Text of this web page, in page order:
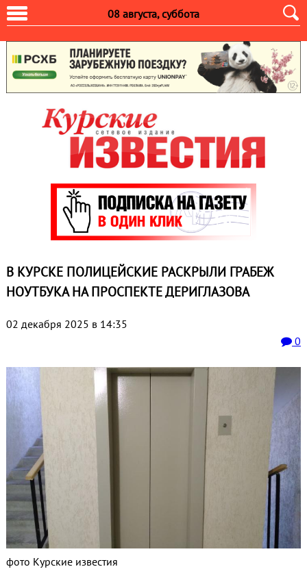
08 августа, суббота
В КУРСКЕ ПОЛИЦЕЙСКИЕ РАСКРЫЛИ ГРАБЕЖ
НОУТБУКА НА ПРОСПЕКТЕ ДЕРИГЛАЗОВА
02 декабря 2025 в 14:35
0
фото Курские известия